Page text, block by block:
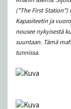
("The First Station")
Kapasiteetin ja
nousee nykyisestä
suuntaan. Tämä
tunnissa.